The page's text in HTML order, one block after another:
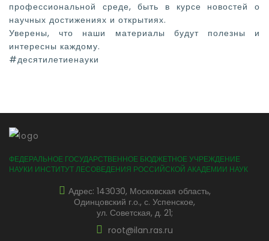
профессиональной среде, быть в курсе новостей о
научных достижениях и открытиях.
Уверены, что наши материалы будут полезны и
интересны каждому.
#десятилетиенауки
ФЕДЕРАЛЬНОЕ ГОСУДАРСТВЕННОЕ БЮДЖЕТНОЕ УЧРЕЖДЕНИЕ
НАУКИ ИНСТИТУТ ЛЕСОВЕДЕНИЯ РОССИЙСКОЙ АКАДЕМИИ НАУК
Адрес: 14З0З0, Московская область,
Одинцовский г.о., с. Успенское,
ул. Советская, д. 21;
root@ilan.ras.ru